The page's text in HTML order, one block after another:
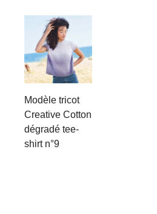
Modèle tricot
Creative Cotton
dégradé tee-
shirt n°9